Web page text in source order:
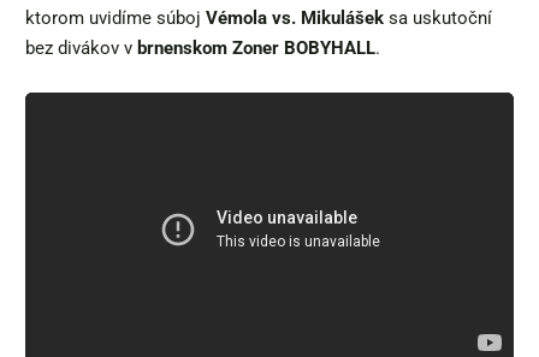
ktorom uvidíme súboj Vémola vs. Mikulášek sa uskutoční
bez divákov v brnenskom Zoner BOBYHALL.